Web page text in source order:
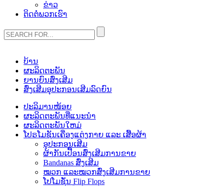
ຂ່າວ
ຕິດ​ຕໍ່​ພວກ​ເຮົາ
ບ້ານ
ຜະລິດຕະພັນ
ຍານຍົນສົ່ງເສີມ
ສົ່ງເສີມອຸປະກອນເສີມລົດຍົນ
ປະລິມານໜ້ອຍ
ຜະລິດຕະພັນທີ່ແນະນໍາ
ຜະລິດຕະພັນໃຫມ່
ໂປຣໂມຊັນເຄື່ອງແຕ່ງກາຍ ແລະ ເສື້ອຜ້າ
ອຸປະກອນເສີມ
ຜ້າກັນເປື້ອນສົ່ງເສີມການຂາຍ
Bandanas ສົ່ງເສີມ
ໝວກ ແລະໝວກສົ່ງເສີມການຂາຍ
ໂປໂມຊັ່ນ Flip Flops